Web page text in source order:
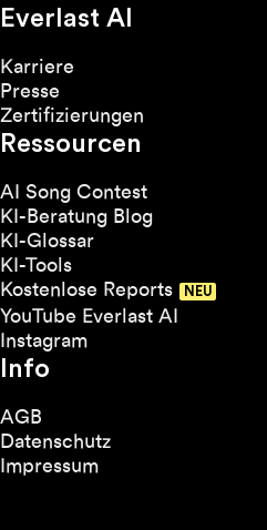
Everlast AI
Karriere
Presse
Zertifizierungen
Ressourcen
AI Song Contest
KI-Beratung Blog
KI-Glossar
KI-Tools
Kostenlose Reports
YouTube Everlast AI
Instagram
Info
AGB
Datenschutz
Impressum